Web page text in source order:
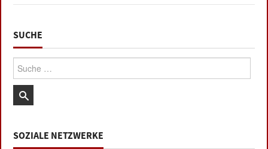
SUCHE
Suche:
SOZIALE NETZWERKE